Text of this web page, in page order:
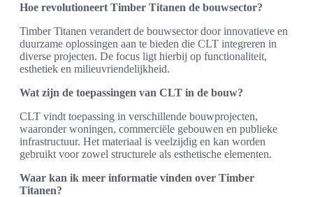
Hoe revolutioneert Timber Titanen de bouwsector?
Timber Titanen verandert de bouwsector door innovatieve en
duurzame oplossingen aan te bieden die CLT integreren in
diverse projecten. De focus ligt hierbij op functionaliteit,
esthetiek en milieuvriendelijkheid.
Wat zijn de toepassingen van CLT in de bouw?
CLT vindt toepassing in verschillende bouwprojecten,
waaronder woningen, commerciële gebouwen en publieke
infrastructuur. Het materiaal is veelzijdig en kan worden
gebruikt voor zowel structurele als esthetische elementen.
Waar kan ik meer informatie vinden over Timber
Titanen?